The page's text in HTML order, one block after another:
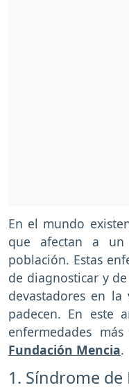
En el mundo
que afectan a
población. Estas
de diagnosticar y
devastadores en
padecen. En este
enfermedades
Fundación Mencia.
1. Síndrome de